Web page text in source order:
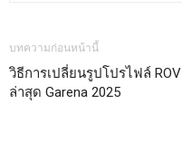
บทความก่อนหน้านี้
วิธีการเปลี่ยนรูปโปรไฟล์ ROV
ล่าสุด Garena 2025